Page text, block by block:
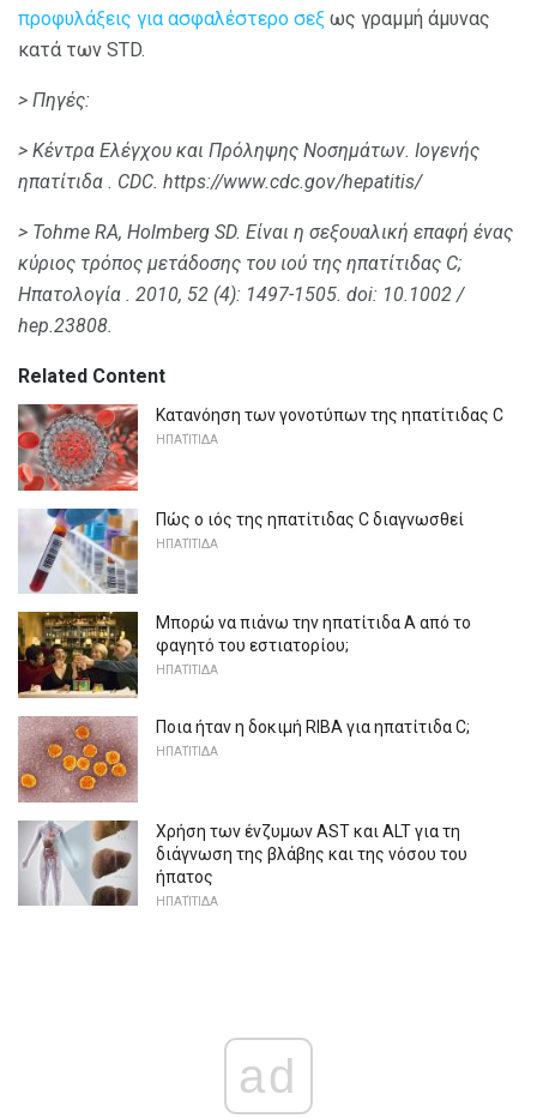
προφυλάξεις για ασφαλέστερο σεξ ως γραμμή άμυνας
κατά των STD.
> Πηγές:
> Κέντρα Ελέγχου και Πρόληψης Νοσημάτων. Ιογενής
ηπατίτιδα . CDC. https://www.cdc.gov/hepatitis/
> Tohme RA, Holmberg SD. Είναι η σεξουαλική επαφή ένας
κύριος τρόπος μετάδοσης του ιού της ηπατίτιδας C;
Ηπατολογία . 2010, 52 (4): 1497-1505. doi: 10.1002 /
hep.23808.
Related Content
Κατανόηση των γονοτύπων της ηπατίτιδας C
ΗΠΑΤΊΤΙΔΑ
Πώς ο ιός της ηπατίτιδας C διαγνωσθεί
ΗΠΑΤΊΤΙΔΑ
Μπορώ να πιάνω την ηπατίτιδα Α από το
φαγητό του εστιατορίου;
ΗΠΑΤΊΤΙΔΑ
Ποια ήταν η δοκιμή RIBA για ηπατίτιδα C;
ΗΠΑΤΊΤΙΔΑ
Χρήση των ένζυμων AST και ALT για τη
διάγνωση της βλάβης και της νόσου του
ήπατος
ΗΠΑΤΊΤΙΔΑ
ad